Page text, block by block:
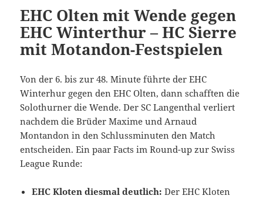
EHC Olten mit Wende gegen
EHC Winterthur – HC Sierre
mit Motandon-Festspielen
Von der 6. bis zur 48. Minute führte der EHC
Winterhur gegen den EHC Olten, dann schafften die
Solothurner die Wende. Der SC Langenthal verliert
nachdem die Brüder Maxime und Arnaud
Montandon in den Schlussminuten den Match
entscheiden. Ein paar Facts im Round-up zur Swiss
League Runde:
EHC Kloten diesmal deutlich:Der EHC Kloten